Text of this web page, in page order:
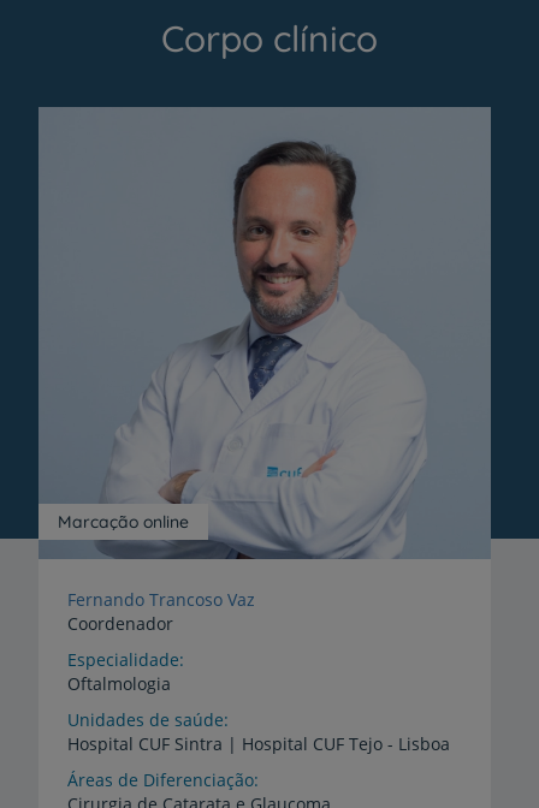
Corpo clínico
Marcação online
Fernando Trancoso Vaz
Coordenador
Especialidade
Oftalmologia
Unidades de saúde
Hospital CUF Sintra | Hospital CUF Tejo - Lisboa
Áreas de Diferenciação